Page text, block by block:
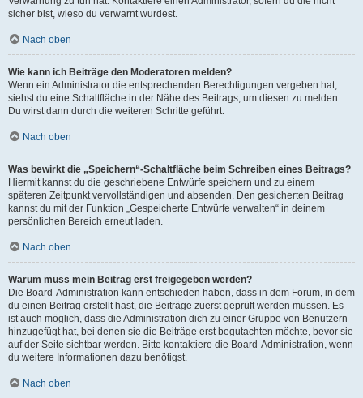
sicher bist, wieso du verwarnt wurdest.
Nach oben
Wie kann ich Beiträge den Moderatoren melden?
Wenn ein Administrator die entsprechenden Berechtigungen vergeben hat,
siehst du eine Schaltfläche in der Nähe des Beitrags, um diesen zu melden.
Du wirst dann durch die weiteren Schritte geführt.
Nach oben
Was bewirkt die „Speichern“-Schaltfläche beim Schreiben eines Beitrags?
Hiermit kannst du die geschriebene Entwürfe speichern und zu einem
späteren Zeitpunkt vervollständigen und absenden. Den gesicherten Beitrag
kannst du mit der Funktion „Gespeicherte Entwürfe verwalten“ in deinem
persönlichen Bereich erneut laden.
Nach oben
Warum muss mein Beitrag erst freigegeben werden?
Die Board-Administration kann entschieden haben, dass in dem Forum, in dem
du einen Beitrag erstellt hast, die Beiträge zuerst geprüft werden müssen. Es
ist auch möglich, dass die Administration dich zu einer Gruppe von Benutzern
hinzugefügt hat, bei denen sie die Beiträge erst begutachten möchte, bevor sie
auf der Seite sichtbar werden. Bitte kontaktiere die Board-Administration, wenn
du weitere Informationen dazu benötigst.
Nach oben